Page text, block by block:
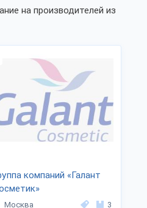
на производителей из
компаний «Галант
Москва 3